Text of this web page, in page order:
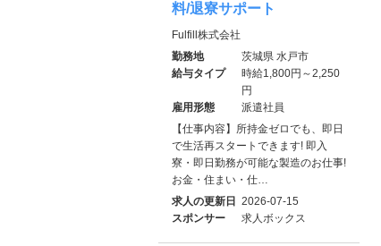
料/退寮サポート
Fulfill株式会社
勤務地
茨城県 水戸市
給与タイプ
時給1,800円～2,250
円
雇用形態
派遣社員
【仕事内容】所持金ゼロでも、即日
で生活再スタートできます! 即入
寮・即日勤務が可能な製造のお仕事!
お金・住まい・仕…
求人の更新日
2026-07-15
スポンサー
求人ボックス